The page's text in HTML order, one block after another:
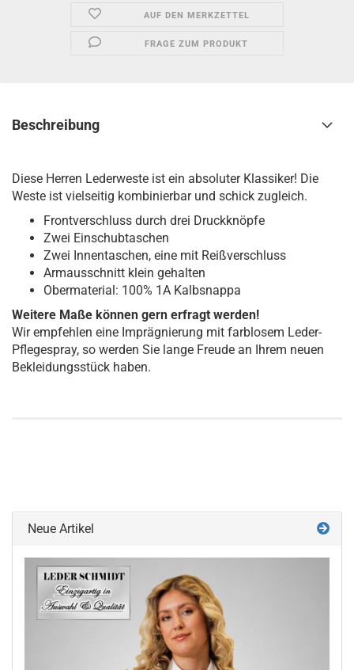
AUF DEN MERKZETTEL
FRAGE ZUM PRODUKT
Beschreibung
Diese Herren Lederweste ist ein absoluter Klassiker! Die
Weste ist vielseitig kombinierbar und schick zugleich.
Frontverschluss durch drei Druckknöpfe
Zwei Einschubtaschen
Zwei Innentaschen, eine mit Reißverschluss
Armausschnitt klein gehalten
Obermaterial: 100% 1A Kalbsnappa
Weitere Maße können gern erfragt werden!
Wir empfehlen eine Imprägnierung mit farblosem Leder-
Pflegespray, so werden Sie lange Freude an Ihrem neuen
Bekleidungsstück haben.
Neue Artikel